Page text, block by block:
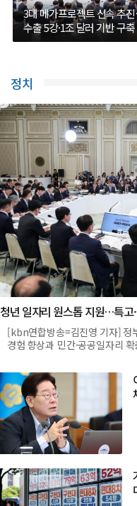
3대 메가프로젝트 신속 추
수출 5강·1조 달러 기반 구축
정치
청년 일자리 원스톱 지원…특고
[kbn연합방송=김진영 기자] 정
경험 향상과 민간·공공일자리